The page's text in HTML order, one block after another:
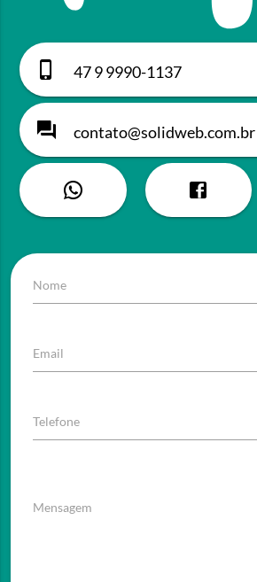
47 9 9990-1137
contato@solidweb.com.br
Nome
Email
Telefone
Mensagem